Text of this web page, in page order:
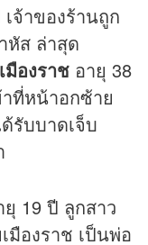
จ้าของร้านถูก
หัส ล่าสุด
มืองราช อายุ 38
ที่หน้าอกซ้าย
รับบาดเจ็บ
ยุ 19 ปี ลูกสาว
มืองราช เป็นพ่อ